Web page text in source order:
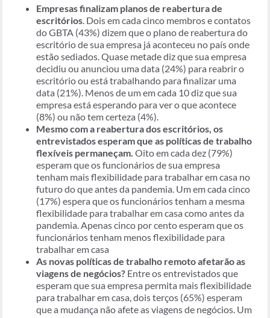
Empresas finalizam planos de reabertura de
escritórios. Dois em cada cinco membros e contatos
do GBTA (43%) dizem que o plano de reabertura do
escritório de sua empresa já aconteceu no país onde
estão sediados. Quase metade diz que sua empresa
decidiu ou anunciou uma data (24%) para reabrir o
escritório ou está trabalhando para finalizar uma
data (21%). Menos de um em cada 10 diz que sua
empresa está esperando para ver o que acontece
(8%) ou não tem certeza (4%).
Mesmo com a reabertura dos escritórios, os
entrevistados esperam que as políticas de trabalho
flexíveis permaneçam. Oito em cada dez (79%)
esperam que os funcionários de sua empresa
tenham mais flexibilidade para trabalhar em casa no
futuro do que antes da pandemia. Um em cada cinco
(17%) espera que os funcionários tenham a mesma
flexibilidade para trabalhar em casa como antes da
pandemia. Apenas cinco por cento esperam que os
funcionários tenham menos flexibilidade para
trabalhar em casa
As novas políticas de trabalho remoto afetarão as
viagens de negócios? Entre os entrevistados que
esperam que sua empresa permita mais flexibilidade
para trabalhar em casa, dois terços (65%) esperam
que a mudança não afete as viagens de negócios. Um